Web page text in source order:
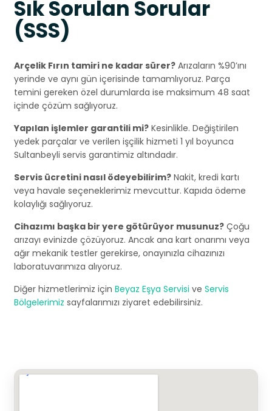
Sık Sorulan Sorular
(SSS)
Arçelik Fırın tamiri ne kadar sürer? Arızaların %90’ını
yerinde ve aynı gün içerisinde tamamlıyoruz. Parça
temini gereken özel durumlarda ise maksimum 48 saat
içinde çözüm sağlıyoruz.
Yapılan işlemler garantili mi? Kesinlikle. Değiştirilen
yedek parçalar ve verilen işçilik hizmeti 1 yıl boyunca
Sultanbeyli servis garantimiz altındadır.
Servis ücretini nasıl ödeyebilirim? Nakit, kredi kartı
veya havale seçeneklerimiz mevcuttur. Kapıda ödeme
kolaylığı sağlıyoruz.
Cihazımı başka bir yere götürüyor musunuz? Çoğu
arızayı evinizde çözüyoruz. Ancak ana kart onarımı veya
ağır mekanik testler gerekirse, onayınızla cihazınızı
laboratuvarımıza alıyoruz.
Diğer hizmetlerimiz için Beyaz Eşya Servisi ve Servis
Bölgelerimiz sayfalarımızı ziyaret edebilirsiniz.